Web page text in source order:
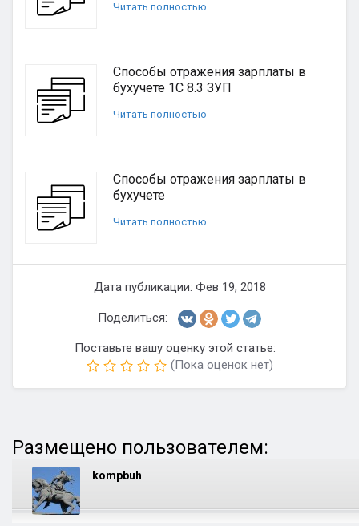
Читать полностью
Способы отражения зарплаты в
бухучете 1С 8.3 ЗУП
Читать полностью
Способы отражения зарплаты в
бухучете
Читать полностью
Дата публикации: Фев 19, 2018
Поделиться:
Поставьте вашу оценку этой статье:
(Пока оценок нет)
Размещено пользователем:
kompbuh